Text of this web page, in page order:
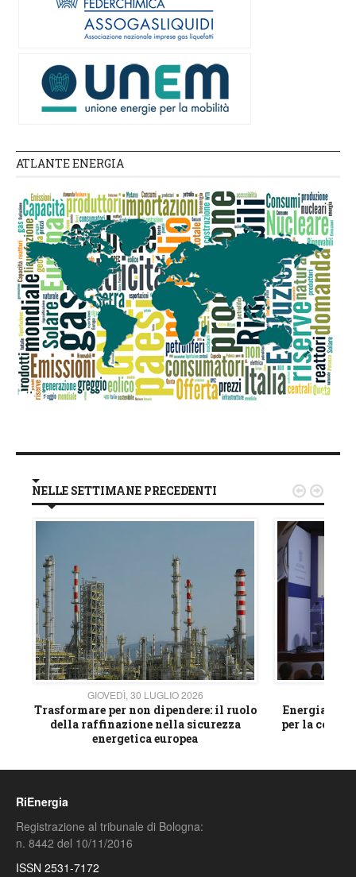
ATLANTE ENERGIA
NELLE SETTIMANE PRECEDENTI
GIOVEDÌ, 30 LUGLIO 2026
Trasformare per non dipendere: il ruolo
della raffinazione nella sicurezza
energetica europea
Energia e
per la
 
RiEnergia
Registrazione al tribunale di Bologna:
n. 8442 del 10/11/2016
ISSN 2531-7172